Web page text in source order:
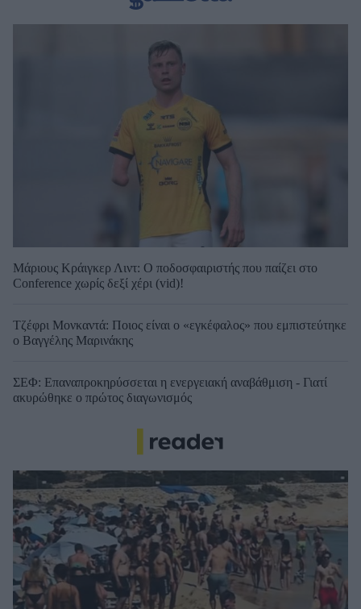
Μάριους Κράιγκερ Λιντ: Ο ποδοσφαιριστής που παίζει στο
Conference χωρίς δεξί χέρι (vid)!
Τζέφρι Μονκαντά: Ποιος είναι ο «εγκέφαλος» που εμπιστεύτηκε
ο Βαγγέλης Μαρινάκης
ΣΕΦ: Επαναπροκηρύσσεται η ενεργειακή αναβάθμιση - Γιατί
ακυρώθηκε ο πρώτος διαγωνισμός